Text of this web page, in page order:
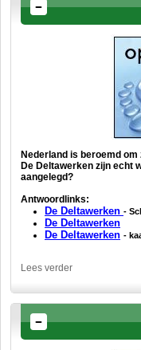
Nederland is beroemd
De Deltawerken zijn echt
aangelegd?
Antwoordlinks:
De Deltawerken -
De Deltawerken
De Deltawerken -
Lees verder